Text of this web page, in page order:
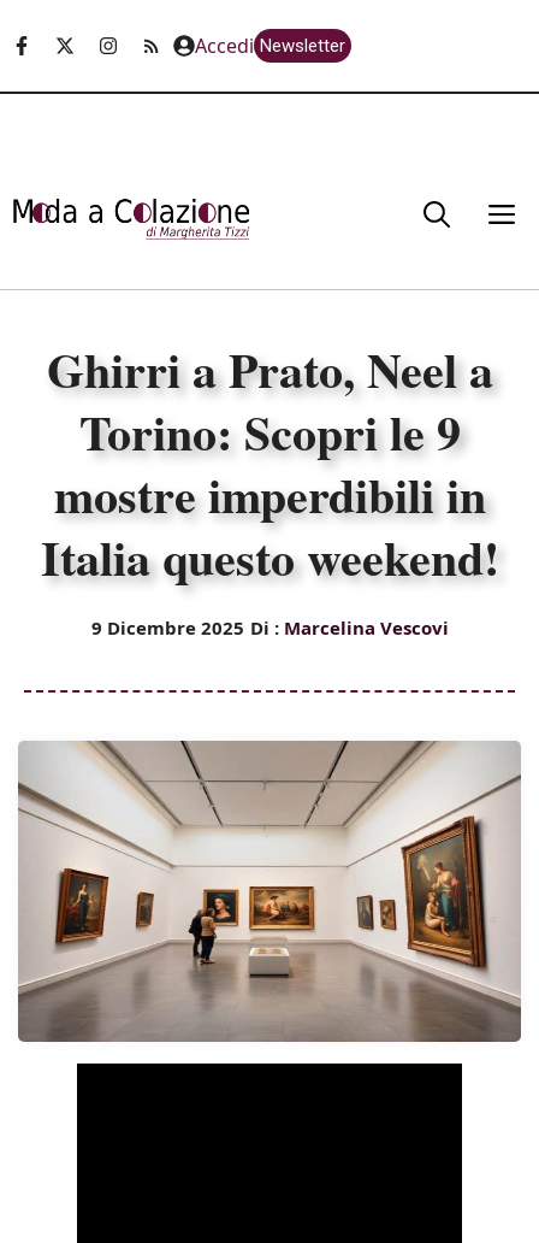
Accedi Newsletter
Ghirri a Prato, Neel a
Torino: Scopri le 9
mostre imperdibili in
Italia questo weekend!
9 Dicembre 2025 Di : Marcelina Vescovi